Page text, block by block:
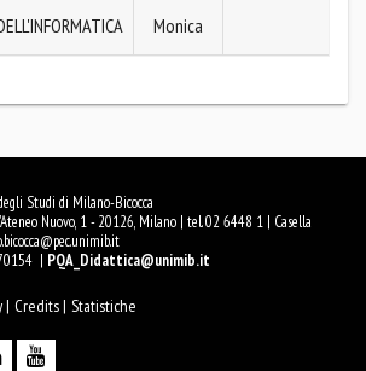
Monica
Studi di Milano-Bicocca
Nuovo, 1 - 20126, Milano | tel. 02 6448 1 | Casella
| PQA_Didattica@unimib.it
| Credits | Statistiche